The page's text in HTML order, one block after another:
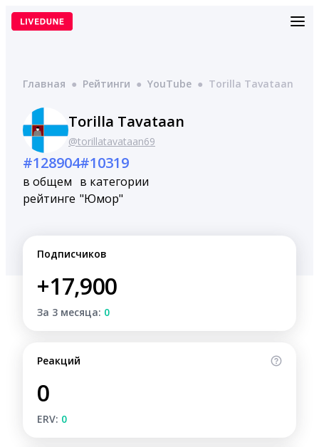
Перейти
Главная ● Рейтинги ● YouTube ● Torilla Tavataan
Torilla Tavataan
@torillatavataan69
#128904
в общем
рейтинге
#10319
в категории
"Юмор"
Подписчиков
+17,900
За 3 месяца: 0
Реакций
0
ERV: 0